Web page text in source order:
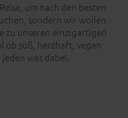
um nach den besten
sondern wir wollen
zu unseren einzigartigen
ob süß, herzhaft, vegan
was dabei.